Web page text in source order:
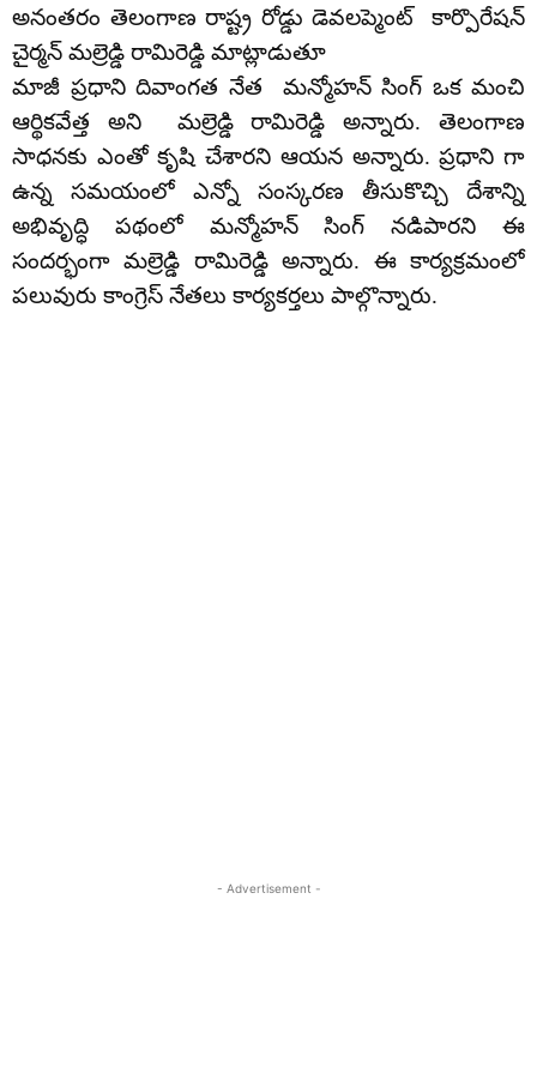
అనంతరం తెలంగాణ రాష్ట్ర రోడ్డు డెవలప్మెంట్ కార్పొరేషన్
చైర్మన్ మల్రెడ్డి రామిరెడ్డి మాట్లాడుతూ
మాజీ ప్రధాని దివాంగత నేత మన్మోహన్ సింగ్ ఒక మంచి
ఆర్థికవేత్త అని మల్రెడ్డి రామిరెడ్డి అన్నారు. తెలంగాణ
సాధనకు ఎంతో కృషి చేశారని ఆయన అన్నారు. ప్రధాని గా
ఉన్న సమయంలో ఎన్నో సంస్కరణ తీసుకొచ్చి దేశాన్ని
అభివృద్ధి పథంలో మన్మోహన్ సింగ్ నడిపారని ఈ
సందర్భంగా మల్రెడ్డి రామిరెడ్డి అన్నారు. ఈ కార్యక్రమంలో
పలువురు కాంగ్రెస్ నేతలు కార్యకర్తలు పాల్గొన్నారు.
- Advertisement -